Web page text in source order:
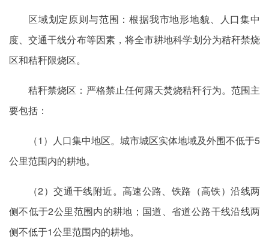
区域划定原则与范围：根据我市地形地貌、人口集中
度、交通干线分布等因素，将全市耕地科学划分为秸秆禁烧
区和秸秆限烧区。
秸秆禁烧区：严格禁止任何露天焚烧秸秆行为。范围主
要包括：
（1）人口集中地区。城市城区实体地域及外围不低于5
公里范围内的耕地。
（2）交通干线附近。高速公路、铁路（高铁）沿线两
侧不低于2公里范围内的耕地；国道、省道公路干线沿线两
侧不低于1公里范围内的耕地。